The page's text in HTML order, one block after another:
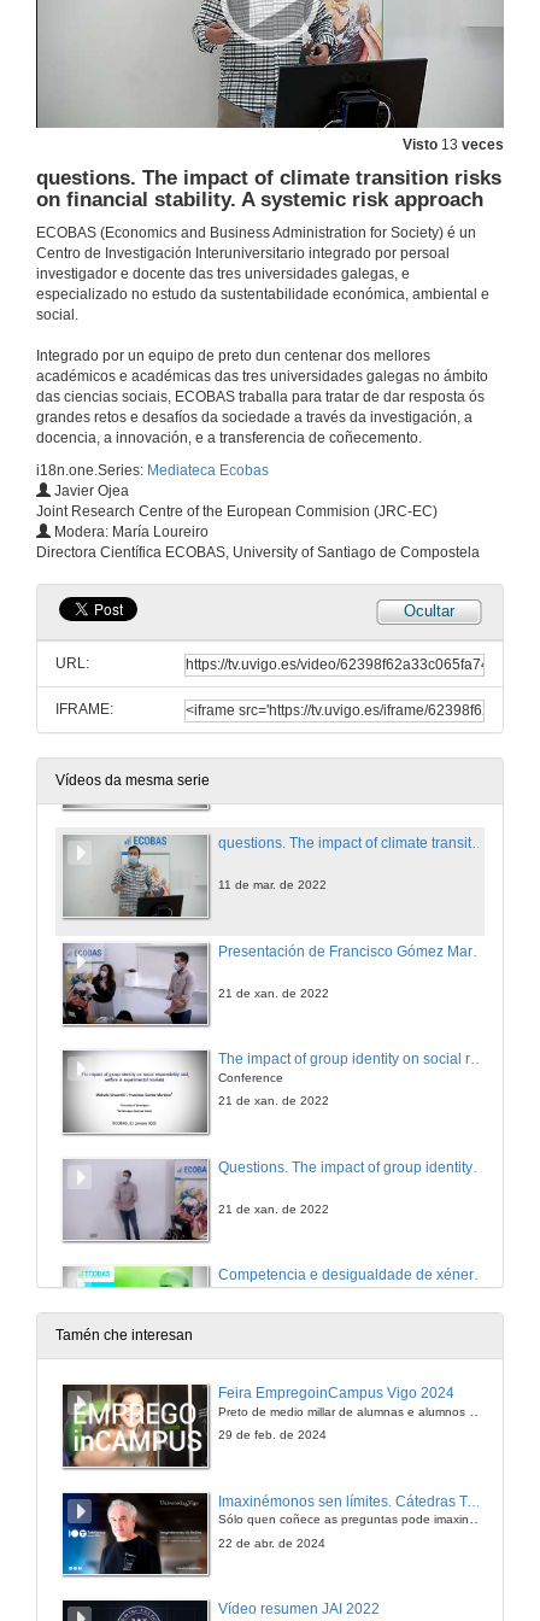
Visto 13 veces
questions. The impact of climate transition risks
on financial stability. A systemic risk approach
ECOBAS (Economics and Business Administration for Society) é un
Centro de Investigación Interuniversitario integrado por persoal
investigador e docente das tres universidades galegas, e
especializado no estudo da sustentabilidade económica, ambiental e
social.
Integrado por un equipo de preto dun centenar dos mellores
académicos e académicas das tres universidades galegas no ámbito
das ciencias sociais, ECOBAS traballa para tratar de dar resposta ós
grandes retos e desafíos da sociedade a través da investigación, a
docencia, a innovación, e a transferencia de coñecemento.
i18n.one.Series: Mediateca Ecobas
Javier Ojea
Joint Research Centre of the European Commision (JRC-EC)
Modera: María Loureiro
Directora Científica ECOBAS, University of Santiago de Compostela
Ocultar
URL:
IFRAME:
Vídeos da mesma serie
6 de out. de 2022
6 de out. de 2022
Mesa redonda: Proxectos e desafíos das finanzas sostibles nun contexto de crisis.
6 de out. de 2022
Mesa redonda: Proxectos e desafíos das finanzas sostibles nun contexto de crisis. Quenda de cuestións e debate
21 de xuño de 2022
Questions Researching violent contexts: A call for political reflexivity
21 de xuño de 2022
The impact of climate transition risks on financial stability. A systemic risk approach
questions. The impact of climate transition risks on financial stability. A systemic risk approach
11 de mar. de 2022
21 de xan. de 2022
The impact of group identity on social responsibility and welfare in experimental markets
Conference
21 de xan. de 2022
21 de xan. de 2022
Competencia e desigualdade de xénero: unha análise integral de efectos e mecanismos
5 de nov. de 2021
Presentation of Gennaro Ascione
Tamén che interesan
Feira EmpregoinCampus Vigo 2024
29 de feb. de 2024
Imaxinémonos sen límites. Cátedras Telefónica
Sólo quen coñece as preguntas pode imaxinar novas respostas
22 de abr. de 2024
Vídeo resumen JAI 2022